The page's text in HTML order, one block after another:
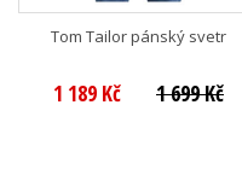
Tom Tailor pánský svetr
1 189 Kč 1 699 Kč